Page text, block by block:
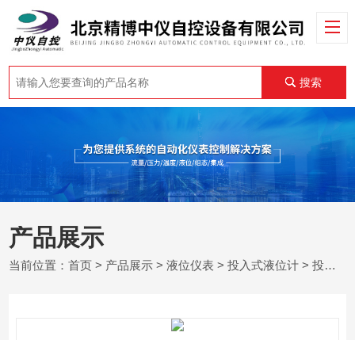
搜索
产品展示
当前位置：首页 > 产品展示 >液位仪表 >投入式液位计 > 投入式液位变送器